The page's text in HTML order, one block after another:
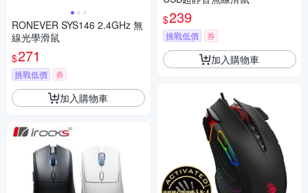
RONEVER SYS146 2.4GHz 無
線光學滑鼠
$271
挑戰低價 券
加入購物車
$239
挑戰低價 券
加入購物車